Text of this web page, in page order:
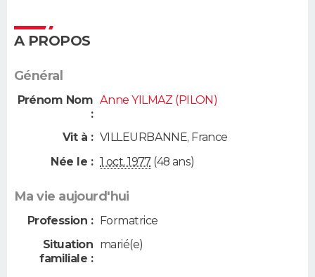
A PROPOS
Général
Prénom Nom
:
Anne YILMAZ (PILON)
Vit à : VILLEURBANNE, France
Née le : 1 oct. 1977(48 ans)
Ma vie aujourd'hui
Profession : Formatrice
Situation
familiale :
marié(e)